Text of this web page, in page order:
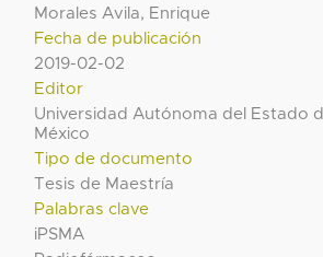
Morales Avila, Enrique
Fecha de publicación
2019-02-02
Editor
Universidad Autónoma del Estado
México
Tipo de documento
Tesis de Maestría
Palabras clave
iPSMA